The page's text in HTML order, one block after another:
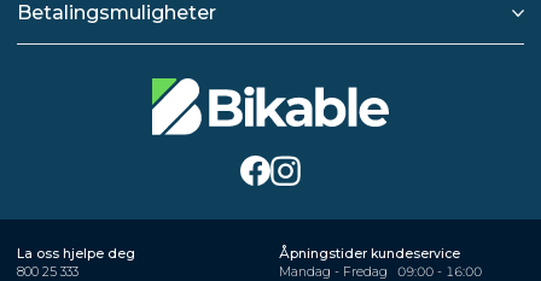
Betalingsmuligheter
La oss hjelpe deg
800 25 333
Åpningstider kundeservice
Mandag - Fredag
09:00 - 16:00